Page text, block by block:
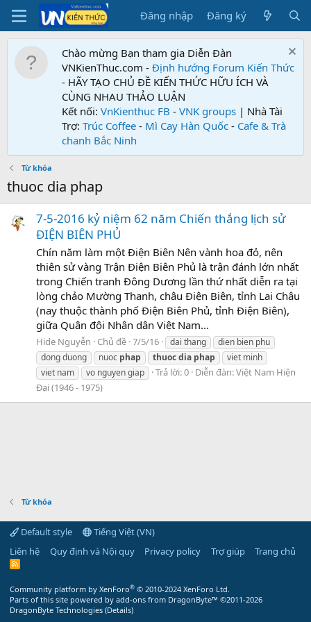
Đăng nhập Đăng ký
Chào mừng Bạn tham gia Diễn Đàn
VNKienThuc.com - Định hướng Forum Kiến Thức
- HÃY TẠO CHỦ ĐỀ KIẾN THỨC HỮU ÍCH VÀ
CÙNG NHAU THẢO LUẬN
Kết nối: VnKienthuc FB - VNK groups | Nhà Tài
Trợ: Trúc Coffee - Mì Cay Hàn Quốc - Cafe & Trà
chanh Bắc Ninh
Từ khóa
thuoc dia phap
7-5-2016 kỷ niệm 62 năm Chiến thắng lịch sử
ĐIỆN BIÊN PHỦ
Chín năm làm một Điện Biên Nên vành hoa đỏ, nên
thiên sử vàng Trận Điện Biên Phủ là trận đánh lớn nhất
trong Chiến tranh Đông Dương lần thứ nhất diễn ra tại
lòng chảo Mường Thanh, châu Điện Biên, tỉnh Lai Châu
(nay thuộc thành phố Điện Biên Phủ, tỉnh Điện Biên),
giữa Quân đội Nhân dân Việt Nam...
Hide Nguyễn Chủ đề 7/5/16 dai thang
dien bien phu
dong duong
nuoc phap thuocdia phap
viet minh
viet nam
vo nguyen giap Trả lời: 0 Diễn đàn:Việt Nam Hiện
Đại (1946 - 1975)
Từ khóa
Default style
Tiếng Việt (VN)
Liên hệ
Quy định và Nội quy Privacy policy Trợ giúp Trang chủ
R
Community platform by XenForo® © 2010-2024 XenForo Ltd.
Parts of this site powered by add-ons from DragonByte™ ©2011-2026
DragonByte Technologies (Details)